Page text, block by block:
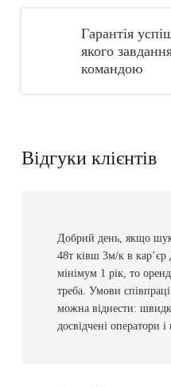
Гарантія
якого
командою
Відгуки клієнтів
Добрий день, якщо
48т ківш 3м/к в кар’єр
мінімум 1 рік, то
треба. Умови
можна віднести:
досвідчені оператори і